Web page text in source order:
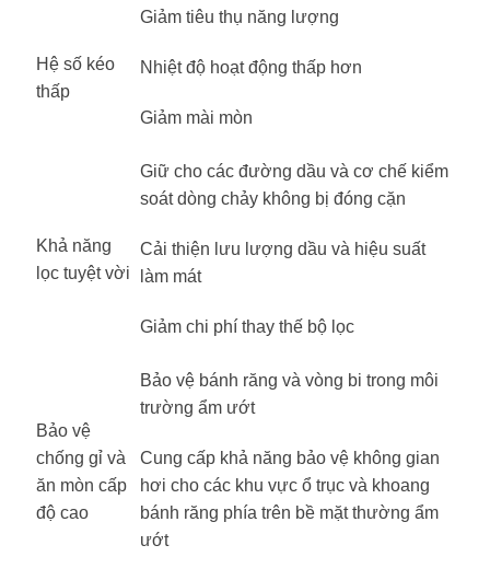
Hệ số kéo
thấp
Giảm tiêu thụ năng lượng
Nhiệt độ hoạt động thấp hơn
Giảm mài mòn
Khả năng
lọc tuyệt vời
Giữ cho các đường dầu và cơ chế kiểm
soát dòng chảy không bị đóng cặn
Cải thiện lưu lượng dầu và hiệu suất
làm mát
Giảm chi phí thay thế bộ lọc
Bảo vệ
chống gỉ và
ăn mòn cấp
độ cao
Bảo vệ bánh răng và vòng bi trong môi
trường ẩm ướt
Cung cấp khả năng bảo vệ không gian
hơi cho các khu vực ổ trục và khoang
bánh răng phía trên bề mặt thường ẩm
ướt